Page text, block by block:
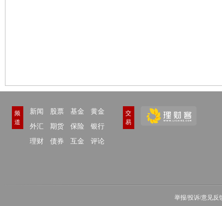
频
道
新闻 股票 基金
黄金
外汇
期货 保险
银行
理财
债券 互金 评论
交
易
举报/投诉/意见反